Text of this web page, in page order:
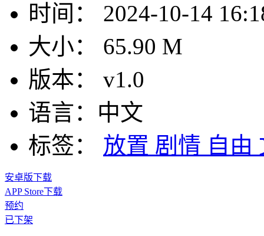
时间：
2024-10-14
大小：
65.90 M
版本：
v1.0
语言： 中文
标签：
放置 剧情 自由
安卓版下载
APP Store下载
预约
已下架